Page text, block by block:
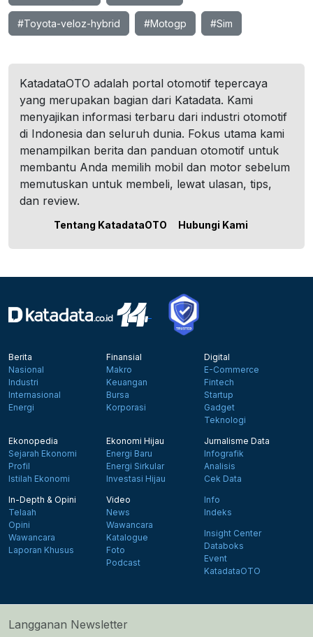
#Toyota-veloz-hybrid #Motogp #Sim
KatadataOTO adalah portal otomotif tepercaya
yang merupakan bagian dari Katadata. Kami
menyajikan informasi terbaru dari industri otomotif
di Indonesia dan seluruh dunia. Fokus utama kami
menampilkan berita dan panduan otomotif untuk
membantu Anda memilih mobil dan motor sebelum
memutuskan untuk membeli, lewat ulasan, tips,
dan review.
Tentang KatadataOTO Hubungi Kami
Berita
Nasional
Industri
Internasional
Energi
Finansial
Makro
Keuangan
Bursa
Korporasi
Digital
E-Commerce
Fintech
Startup
Gadget
Teknologi
Ekonopedia
Sejarah Ekonomi
Profil
Istilah Ekonomi
Ekonomi Hijau
Energi Baru
Energi Sirkular
Investasi Hijau
Jurnalisme Data
Infografik
Analisis
Cek Data
In-Depth & Opini
Telaah
Opini
Wawancara
Laporan Khusus
Video
News
Wawancara
Katalogue
Foto
Podcast
Info
Indeks
Insight Center
Databoks
Event
KatadataOTO
Langganan Newsletter